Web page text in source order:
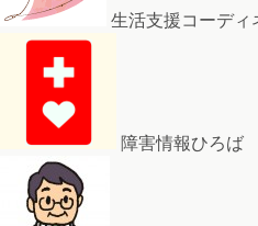
生活支援コーディ
障害情報ひろば